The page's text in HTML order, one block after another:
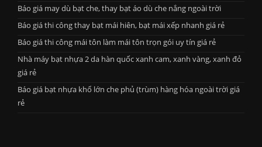
Báo giá may dù bạt che, thay bạt áo dù che nắng ngoài trời
Báo giá thi công thay bạt mái hiên, bạt mái xếp nhanh giá rẻ
Báo giá thi công mái tôn làm mái tôn trọn gói uy tín giá rẻ
Nhà máy bạt nhựa 2 da hàn quốc xanh cam, xanh vàng, xanh đỏ
giá rẻ
Báo giá bạt nhựa khổ lớn che phủ (trùm) hàng hóa ngoài trời giá
rẻ